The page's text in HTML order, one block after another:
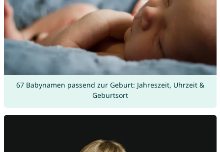
67 Babynamen passend zur Geburt: Jahreszeit, Uhrzeit &
Geburtsort